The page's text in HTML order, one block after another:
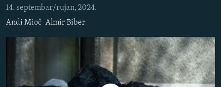
Pređite
na
VIZUELNO
VIDEO
FOTOGALERIJE
INFOGRAFIKE
PODCASTI
RAT U UKRAJINI
KINA NA BALKANU
RSE PRIČE IZ SVIJETA
14. septembar/rujan, 2024.
Andi Mioč Almir Biber